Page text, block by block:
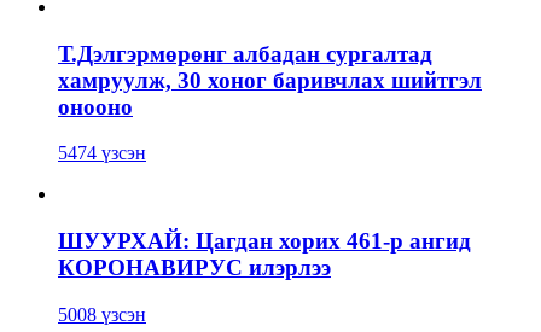
Т.Дэлгэрмөрөнг албадан сургалтад
хамруулж, 30 хоног баривчлах шийтгэл
онооно
5474 үзсэн
ШУУРХАЙ: Цагдан хорих 461-р ангид
КОРОНАВИРУС илэрлээ
5008 үзсэн